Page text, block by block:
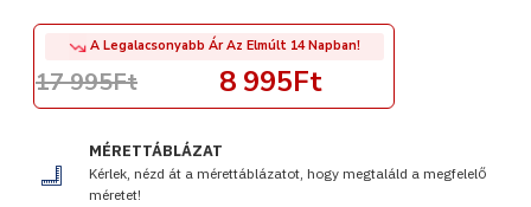
MÉRETTÁBLÁZAT
Kérlek, nézd át a mérettáblázatot, hogy megtaláld a megfelelő
méretet!
8 995Ft
A Legalacsonyabb Ár Az Elmúlt 14 Napban!
17 995Ft